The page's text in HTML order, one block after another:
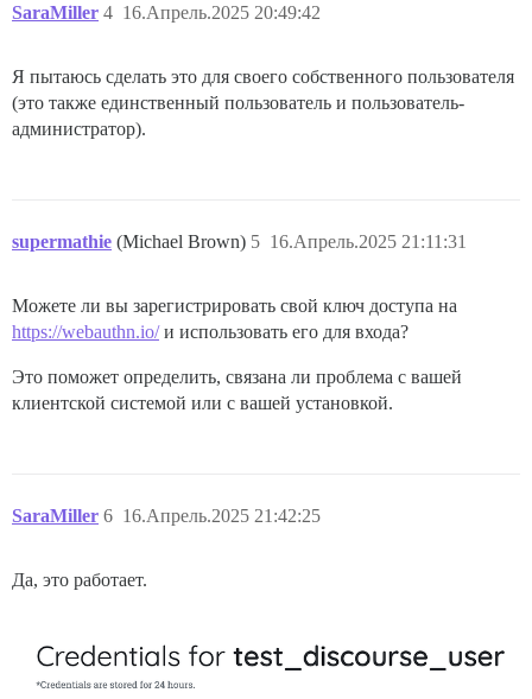
SaraMiller 16.Апрель.2025 20:49:42
4
Я пытаюсь сделать это для своего собственного пользователя
(это также единственный пользователь и пользователь-
администратор).
supermathie (Michael Brown) 16.Апрель.2025 21:11:31
5
Можете ли вы зарегистрировать свой ключ доступа на
https://webauthn.io/и использовать его для входа?
Это поможет определить, связана ли проблема с вашей
клиентской системой или с вашей установкой.
SaraMiller 16.Апрель.2025 21:42:25
6
Да, это работает.